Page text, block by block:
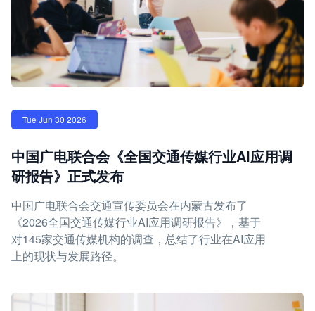
Tue Jun 30 2026
中国广电联合会《全国交通传媒行业AI应用调
研报告》正式发布
中国广电联合会交通宣传委员会在内蒙古发布了
《2026全国交通传媒行业AI应用调研报告》，基于
对145家交通传媒机构的调查，总结了行业在AI应用
上的现状与发展路径。